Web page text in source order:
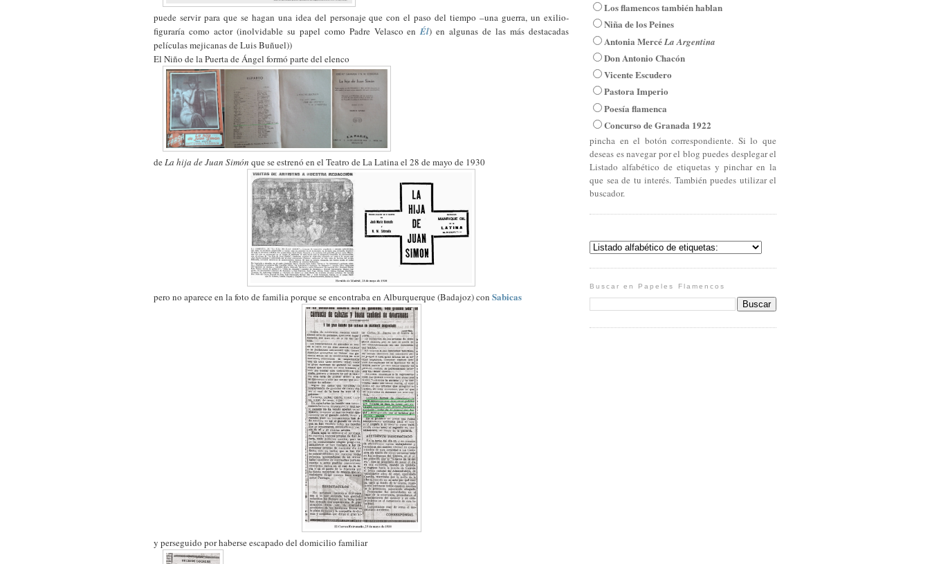
puede servir para que se hagan una idea del personaje que con el paso del tiempo –una guerra, un exilio-
figuraría como actor (inolvidable su papel como Padre Velasco enÉl) en algunas de las más destacadas
películas mejicanas de Luis Buñuel))
El Niño de la Puerta de Ángel formó parte del elenco
deLa hija de Juan Simón que se estrenó en el Teatro de La Latina el 28 de mayo de 1930
pero no aparece en la foto de familia porque se encontraba en Alburquerque (Badajoz) con Sabicas
y perseguido por haberse escapado del domicilio familiar
Los flamencos también hablan
Niña de los Peines
Antonia MercéLa Argentina
Don Antonio Chacón
Vicente Escudero
Pastora Imperio
Poesía flamenca
Concurso de Granada 1922
pincha en el botón correspondiente. Si lo que
deseas es navegar por el blog puedes desplegar el
Listado alfabético de etiquetas y pinchar en la
que sea de tu interés. También puedes utilizar el
buscador.
Buscar en Papeles Flamencos